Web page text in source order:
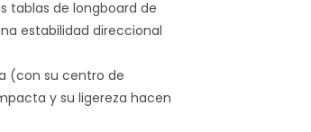
tablas de longboard de
estabilidad direccional
(con su centro de
y su ligereza hacen